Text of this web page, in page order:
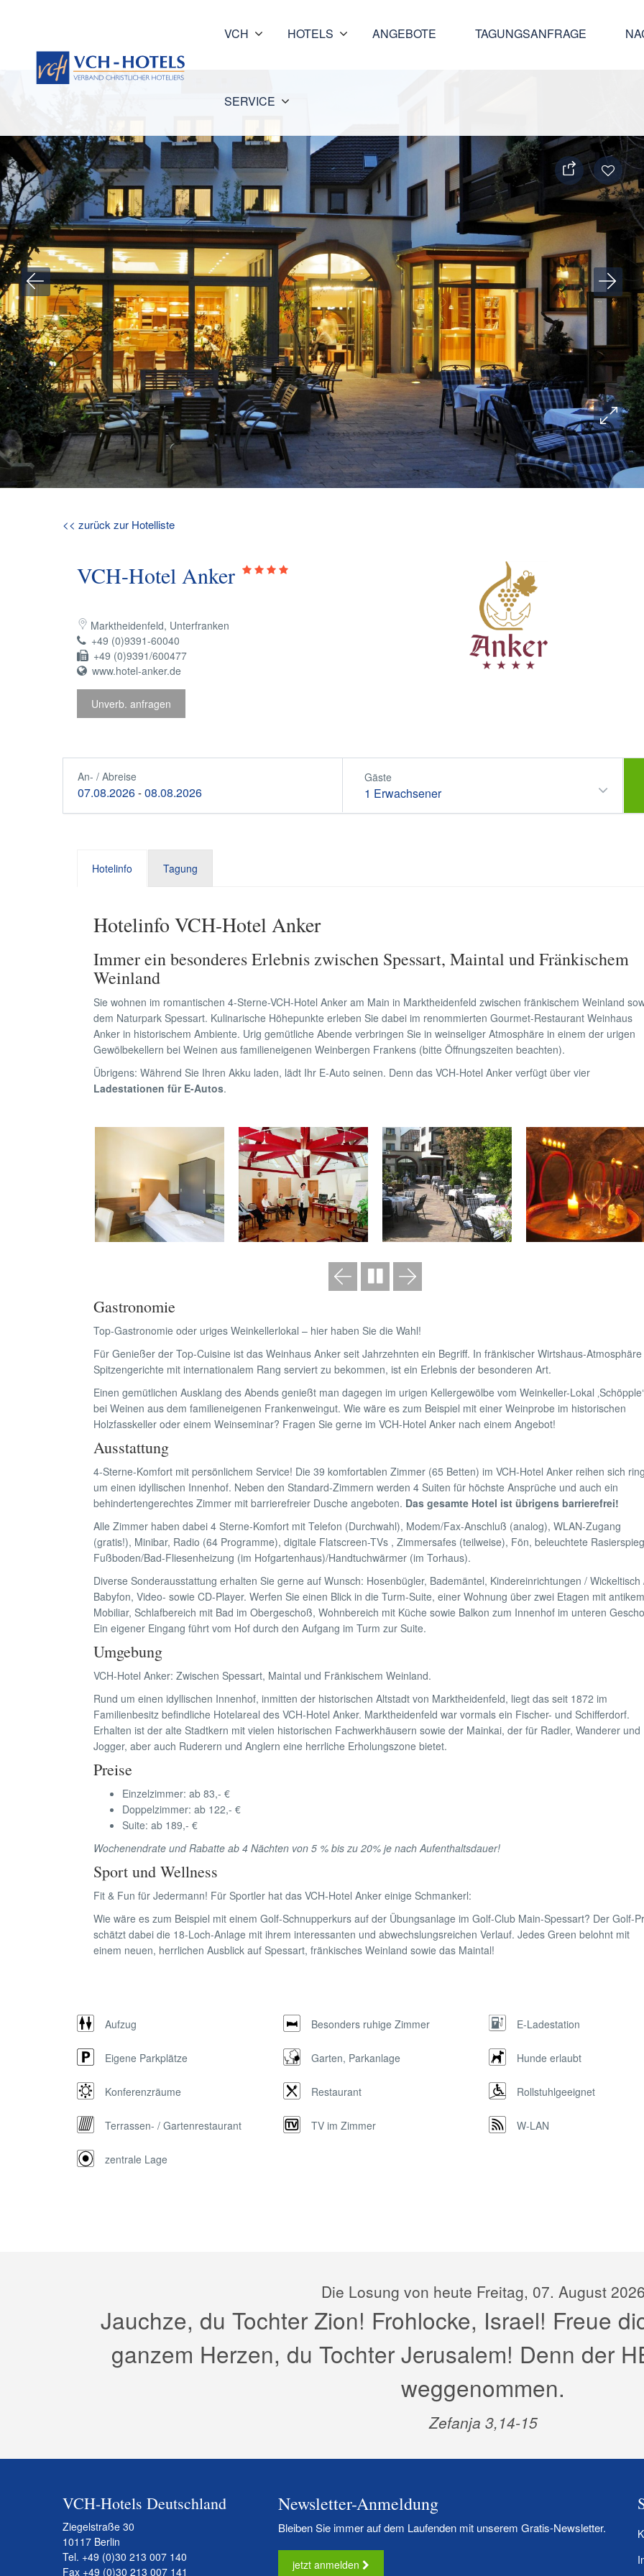
VCH HOTELS ANGEBOTE TAGUNGSANFRAGE
SERVICE
Vollbild
Seite teilen
Als
<< zurück zur Hotelliste
VCH-Hotel Anker
Marktheidenfeld, Unterfranken
+49 (0)9391-60040
+49 (0)9391/600477
www.hotel-anker.de
Unverb. anfragen
An- / Abreise
07.08.2026-08.08.2026
Gäste
1 Erwachsener
Hotelinfo Tagung
Hotelinfo VCH-Hotel Anker
Immer ein besonderes Erlebnis zwischen Spessart, Maintal und Fränkischem
Weinland
Sie wohnen im romantischen 4-Sterne-VCH-Hotel Anker am Main in Marktheidenfeld zwischen fränkischem Weinland
dem Naturpark Spessart. Kulinarische Höhepunkte erleben Sie dabei im renommierten Gourmet-Restaurant Weinhaus
Anker in historischem Ambiente. Urig gemütliche Abende verbringen Sie in weinseliger Atmosphäre in einem der urigen
Gewölbekellern bei Weinen aus familieneigenen Weinbergen Frankens (bitte Öffnungszeiten beachten).
Übrigens: Während Sie Ihren Akku laden, lädt Ihr E-Auto seinen. Denn das VCH-Hotel Anker verfügt über vier
Ladestationen für E-Autos.
Gastronomie
Top-Gastronomie oder uriges Weinkellerlokal – hier haben Sie die Wahl!
Für Genießer der Top-Cuisine ist das Weinhaus Anker seit Jahrzehnten ein Begriff. In fränkischer Wirtshaus-Atmosphäre
Spitzengerichte mit internationalem Rang serviert zu bekommen, ist ein Erlebnis der besonderen Art.
Einen gemütlichen Ausklang des Abends genießt man dagegen im urigen Kellergewölbe vom Weinkeller-Lokal ‚Schöpple‘
bei Weinen aus dem familieneigenen Frankenweingut. Wie wäre es zum Beispiel mit einer Weinprobe im historischen
Holzfasskeller oder einem Weinseminar? Fragen Sie gerne im VCH-Hotel Anker nach einem Angebot!
Ausstattung
4-Sterne-Komfort mit persönlichem Service! Die 39 komfortablen Zimmer (65 Betten) im VCH-Hotel Anker reihen sich
um einen idyllischen Innenhof. Neben den Standard-Zimmern werden 4 Suiten für höchste Ansprüche und auch ein
behindertengerechtes Zimmer mit barrierefreier Dusche angeboten. Das gesamte Hotel ist übrigens barrierefrei!
Alle Zimmer haben dabei 4 Sterne-Komfort mit Telefon (Durchwahl), Modem/Fax-Anschluß (analog), WLAN-Zugang
(gratis!), Minibar, Radio (64 Programme), digitale Flatscreen-TVs , Zimmersafes (teilweise), Fön, beleuchtete
Fußboden/Bad-Fliesenheizung (im Hofgartenhaus)/Handtuchwärmer (im Torhaus).
Diverse Sonderausstattung erhalten Sie gerne auf Wunsch: Hosenbügler, Bademäntel, Kindereinrichtungen / Wickeltisch
Babyfon, Video- sowie CD-Player. Werfen Sie einen Blick in die Turm-Suite, einer Wohnung über zwei Etagen mit antikem
Mobiliar, Schlafbereich mit Bad im Obergeschoß, Wohnbereich mit Küche sowie Balkon zum Innenhof im unteren
Ein eigener Eingang führt vom Hof durch den Aufgang im Turm zur Suite.
Umgebung
VCH-Hotel Anker: Zwischen Spessart, Maintal und Fränkischem Weinland.
Rund um einen idyllischen Innenhof, inmitten der historischen Altstadt von Marktheidenfeld, liegt das seit 1872 im
Familienbesitz befindliche Hotelareal des VCH-Hotel Anker. Marktheidenfeld war vormals ein Fischer- und Schifferdorf.
Erhalten ist der alte Stadtkern mit vielen historischen Fachwerkhäusern sowie der Mainkai, der für Radler, Wanderer und
Jogger, aber auch Ruderern und Anglern eine herrliche Erholungszone bietet.
Preise
Einzelzimmer: ab 83,- €
Doppelzimmer: ab 122,- €
Suite: ab 189,- €
Wochenendrate und Rabatte ab 4 Nächten von 5 % bis zu 20% je nach Aufenthaltsdauer!
Sport und Wellness
Fit & Fun für Jedermann! Für Sportler hat das VCH-Hotel Anker einige Schmankerl:
Wie wäre es zum Beispiel mit einem Golf-Schnupperkurs auf der Übungsanlage im Golf-Club Main-Spessart? Der Golf-
schätzt dabei die 18-Loch-Anlage mit ihrem interessanten und abwechslungsreichen Verlauf. Jedes Green belohnt mit
einem neuen, herrlichen Ausblick auf Spessart, fränkisches Weinland sowie das Maintal!
Aufzug Besonders ruhige Zimmer E-Ladestation
Eigene Parkplätze Garten, Parkanlage Hunde erlaubt
Konferenzräume Restaurant Rollstuhlgeeignet
Terrassen- / Gartenrestaurant TV im Zimmer W-LAN
zentrale Lage
Die Losung von heute Freitag, 07. August
Jauchze, du Tochter Zion! Frohlocke, Israel! Freue
ganzem Herzen, du Tochter Jerusalem! Denn der
weggenommen.
Zefanja 3,14-15
VCH-Hotels Deutschland
Ziegelstraße 30
10117 Berlin
Tel. +49 (0)30 213 007 140
Fax +49 (0)30 213 007 141
Newsletter-Anmeldung
Bleiben Sie immer auf dem Laufenden mit unserem Gratis-Newsletter.
jetzt anmelden